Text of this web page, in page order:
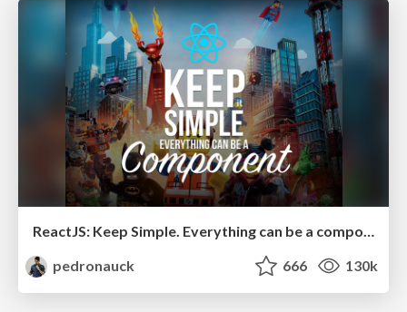
ReactJS: Keep Simple. Everything can be a component!
pedronauck
666 130k